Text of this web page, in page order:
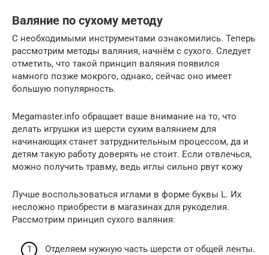
Валяние по сухому методу
С необходимыми инструментами ознакомились. Теперь
рассмотрим методы валяния, начнём с сухого. Следует
отметить, что такой принцип валяния появился
намного позже мокрого, однако, сейчас оно имеет
большую популярность.
Megamaster.info обращает ваше внимание на то, что
делать игрушки из шерсти сухим валянием для
начинающих станет затруднительным процессом, да и
детям такую работу доверять не стоит. Если отвлечься,
можно получить травму, ведь иглы сильно рвут кожу
Лучше воспользоваться иглами в форме буквы L. Их
несложно приобрести в магазинах для рукоделия.
Рассмотрим принцип сухого валяния:
Отделяем нужную часть шерсти от общей ленты.